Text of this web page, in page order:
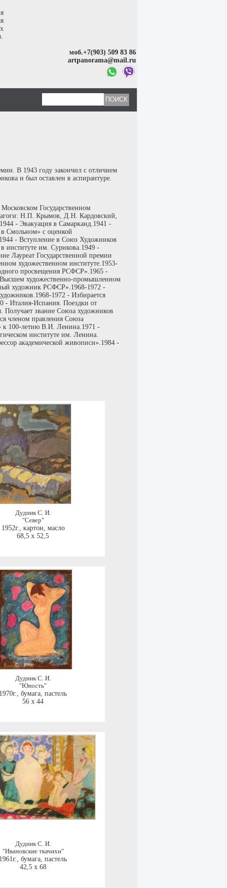
моб.+7(903) 509 83 86
artpanorama@mail.ru
В 1943 году закончил с отличием
и был оставлен в аспирантуре.
Государственном
Н.П. Крымов, Д.Н. Кардовский,
- Эвакуация в Самарканд.1941 -
Смольном» с оценкой
- Вступление в Союз Художников
институте им. Сурикова.1949 -
Лауреат Государственной премии
художественном институте.1953-
просвещения РСФСР».1965 -
художественно-промышленном
художник РСФСР».1968-1972 -
1972 - Избирается
- Италия-Испания. Поездки от
звание Союза художников
членом правления Союза
к 100-летию В.И. Ленина.1971 -
институте им. Ленина.
академической живописи».1984 -
Дудник С. И.
"Север"
1952г., картон, масло
68,5 x 52,5
Дудник С. И.
"Юность"
1970г., бумага, пастель
56 x 44
Дудник С. И.
"Ивановские ткачихи"
1961г., бумага, пастель
42,5 x 68